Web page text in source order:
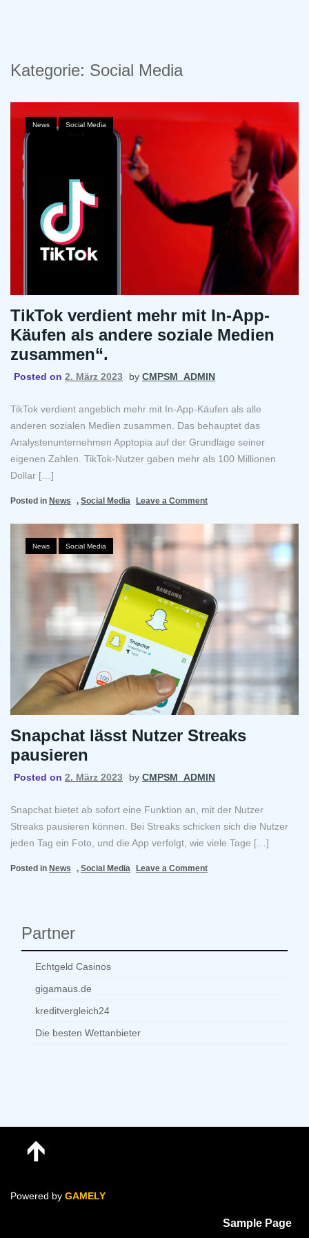
Kategorie: Social Media
News Social Media
TikTok verdient mehr mit In-App-
Käufen als andere soziale Medien
zusammen“.
Posted on 2. März 2023 by CMPSM_ADMIN
TikTok verdient angeblich mehr mit In-App-Käufen als alle
anderen sozialen Medien zusammen. Das behauptet das
Analystenunternehmen Apptopia auf der Grundlage seiner
eigenen Zahlen. TikTok-Nutzer gaben mehr als 100 Millionen
Dollar […]
Posted in News , Social Media Leave a Commenton
verdient
mit
als
andere
soziale
Medien
zusammen“.
News Social Media
Snapchat lässt Nutzer Streaks
pausieren
Posted on 2. März 2023 by CMPSM_ADMIN
Snapchat bietet ab sofort eine Funktion an, mit der Nutzer
Streaks pausieren können. Bei Streaks schicken sich die Nutzer
jeden Tag ein Foto, und die App verfolgt, wie viele Tage […]
Posted in News , Social Media Leave a Commenton
Partner
Echtgeld Casinos
gigamaus.de
kreditvergleich24
Die besten Wettanbieter
Powered by GAMELY
Sample Page